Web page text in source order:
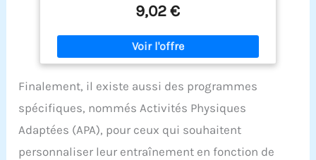
maximal à la plage ou à la piscine. Le design taille
haute du bas de bikini offre un excellent maintien
abdominal. Ce maillot de bain deux pièces cache
habilement les petites zones problématiques et
crée une silhouette féminine pour tout type de
coussinets amovibles pour un effet push-up
bikini offre un maintien optimal et un ajustement
personnalisé. Avec son look élégant et son style
rétro classique, ce maillot de bain attire tous les
regards. Le col en V séduisant met en valeur votre
9,02 €
Finalement, il existe aussi des programmes
spécifiques, nommés Activités Physiques
Adaptées (APA), pour ceux qui souhaitent
personnaliser leur entraînement en fonction de